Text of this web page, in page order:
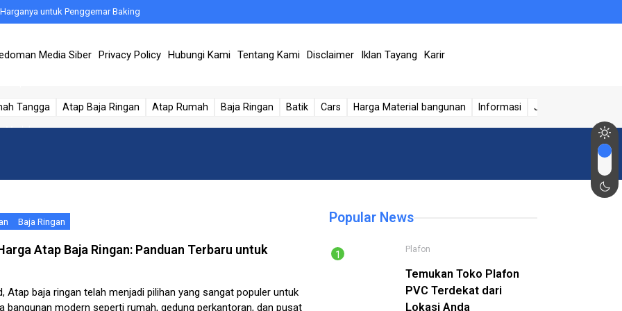
untuk Penggemar Baking
Langkah-langkah Terperinci
Lengkap dan Praktis
Mudah
Media Siber Privacy Policy Hubungi Kami Tentang Kami Disclaimer Iklan Tayang Karir
Tangga Atap Baja Ringan Atap Rumah Baja Ringan Batik Cars Harga Material bangunan Informasi Jasa Sumur
Baja Ringan
Atap Baja Ringan: Panduan Terbaru untuk
Atap baja ringan telah menjadi pilihan yang sangat populer untuk
bangunan modern seperti rumah, gedung perkantoran, dan pusat
Popular News
Plafon
Temukan Toko Plafon
PVC Terdekat dari
Lokasi Anda